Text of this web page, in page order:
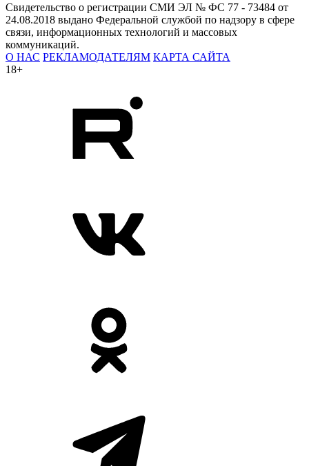
Свидетельство о регистрации СМИ ЭЛ № ФС 77 - 73484 от
24.08.2018 выдано Федеральной службой по надзору в сфере
связи, информационных технологий и массовых
коммуникаций.
О НАС РЕКЛАМОДАТЕЛЯМ КАРТА САЙТА
18+